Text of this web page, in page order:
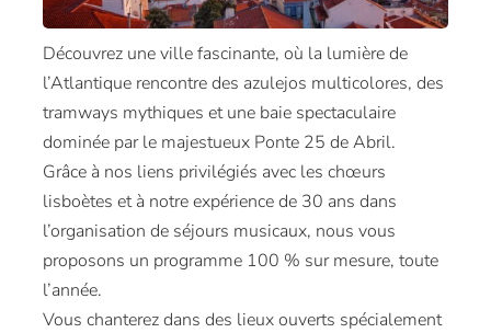
Découvrez une ville fascinante, où la lumière de
l’Atlantique rencontre des azulejos multicolores, des
tramways mythiques et une baie spectaculaire
dominée par le majestueux Ponte 25 de Abril.
Grâce à nos liens privilégiés avec les chœurs
lisboètes et à notre expérience de 30 ans dans
l’organisation de séjours musicaux, nous vous
proposons un programme 100 % sur mesure, toute
l’année.
Vous chanterez dans des lieux ouverts spécialement